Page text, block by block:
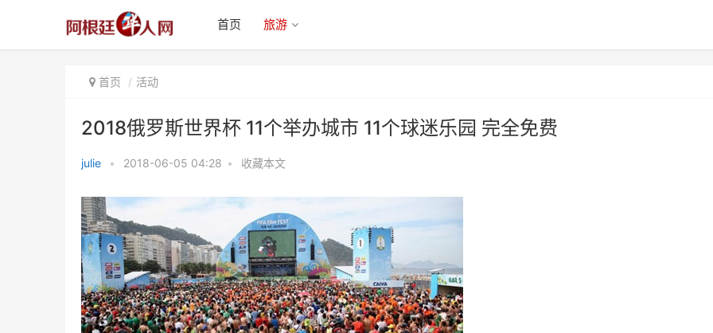
首页 旅游
首页 活动
2018俄罗斯世界杯 11个举办城市 11个球迷乐园 完全免费
julie • 2018-06-05 04:28 • 收藏本文
11个球迷乐园